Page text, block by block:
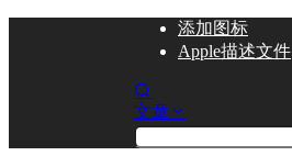
添加图标
Apple描述文件
文章